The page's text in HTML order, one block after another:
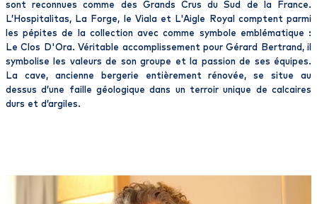
sont reconnues comme des Grands Crus du Sud de la France.
L’Hospitalitas, La Forge, le Viala et L'Aigle Royal comptent parmi
les pépites de la collection avec comme symbole emblématique :
Le Clos D'Ora. Véritable accomplissement pour Gérard Bertrand, il
symbolise les valeurs de son groupe et la passion de ses équipes.
La cave, ancienne bergerie entièrement rénovée, se situe au
dessus d’une faille géologique dans un terroir unique de calcaires
durs et d’argiles.